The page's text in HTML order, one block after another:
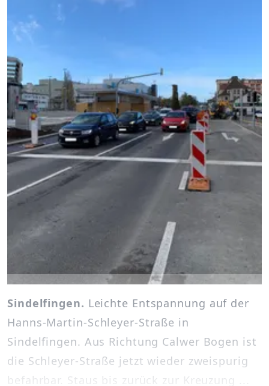
Sindelfingen. Leichte Entspannung auf der
Hanns-Martin-Schleyer-Straße in
Sindelfingen. Aus Richtung Calwer Bogen ist
die Schleyer-Straße jetzt wieder zweispurig
befahrbar. Staus bis zurück zur Kreuzung ...